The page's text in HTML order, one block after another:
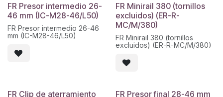
FR Presor intermedio 26-
46 mm (IC-M28-46/L50)
FR Presor intermedio 26-46
mm (IC-M28-46/L50)
FR Minirail 380 (tornillos
excluidos) (ER-R-
MC/M/380)
FR Minirail 380 (tornillos
excluidos) (ER-R-MC/M/380)
FR Clip de aterramiento FR Presor final 28-46 mm